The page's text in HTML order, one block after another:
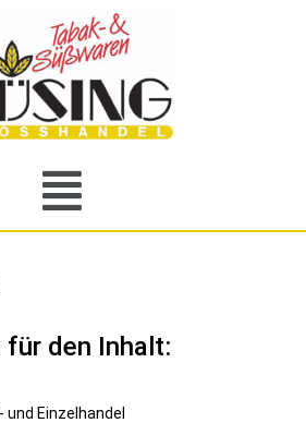
den Inhalt:
Einzelhandel